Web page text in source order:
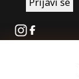
Instagram
Facebook